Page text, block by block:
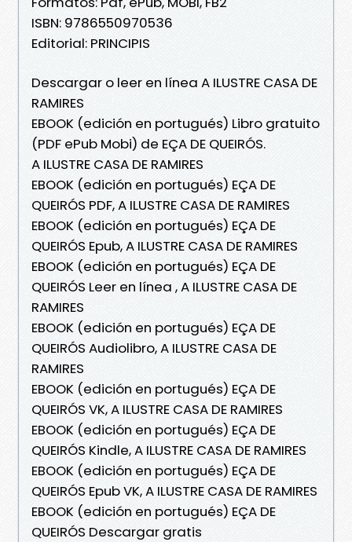
ISBN: 9786550970536
Editorial: PRINCIPIS
Descargar o leer en línea A ILUSTRE CASA DE
RAMIRES
EBOOK (edición en portugués) Libro gratuito
(PDF ePub Mobi) de EÇA DE QUEIRÓS.
A ILUSTRE CASA DE RAMIRES
EBOOK (edición en portugués) EÇA DE
QUEIRÓS PDF, A ILUSTRE CASA DE RAMIRES
EBOOK (edición en portugués) EÇA DE
QUEIRÓS Epub, A ILUSTRE CASA DE RAMIRES
EBOOK (edición en portugués) EÇA DE
QUEIRÓS Leer en línea , A ILUSTRE CASA DE
RAMIRES
EBOOK (edición en portugués) EÇA DE
QUEIRÓS Audiolibro, A ILUSTRE CASA DE
RAMIRES
EBOOK (edición en portugués) EÇA DE
QUEIRÓS VK, A ILUSTRE CASA DE RAMIRES
EBOOK (edición en portugués) EÇA DE
QUEIRÓS Kindle, A ILUSTRE CASA DE RAMIRES
EBOOK (edición en portugués) EÇA DE
QUEIRÓS Epub VK, A ILUSTRE CASA DE RAMIRES
EBOOK (edición en portugués) EÇA DE
QUEIRÓS Descargar gratis